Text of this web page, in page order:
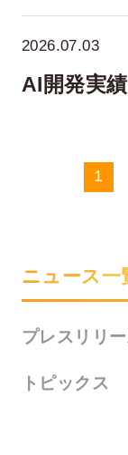
2026.07.03
AI開発実
1
ニュース一
プレスリリー
トピックス